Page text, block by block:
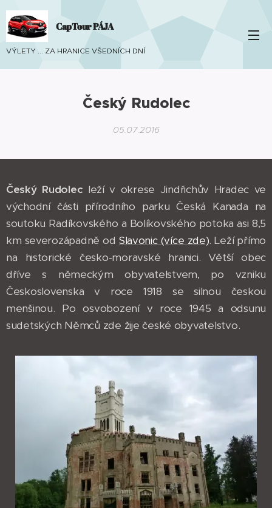
CapTour PÁJA
VÝLETY ... ZA HRANICE VŠEDNÍCH DNÍ
Český Rudolec
05.07.2016
Český Rudolec leží v okrese Jindřichův Hradec ve
východní části přírodního parku Česká Kanada na
soutoku Radíkovského a Bolíkovského potoka asi 8,5
km severozápadně od Slavonic (více zde). Leží přímo
na historické česko-moravské hranici. Větší obec
dříve s německým obyvatelstvem, po vzniku
Československa v roce 1918 se silnou českou
menšinou. Po osvobození v roce 1945 a odsunu
sudetských Němců zde žije české obyvatelstvo.